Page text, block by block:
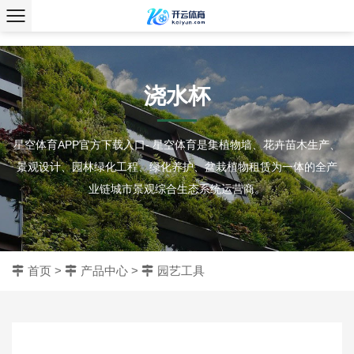
、
浇水杯
星空体育APP官方下载入口- 星空体育是集植物墙、花卉苗木生产、
景观设计、园林绿化工程、绿化养护、盆栽植物租赁为一体的全产
业链城市景观综合生态系统运营商。
首页 > 产品中心 > 园艺工具